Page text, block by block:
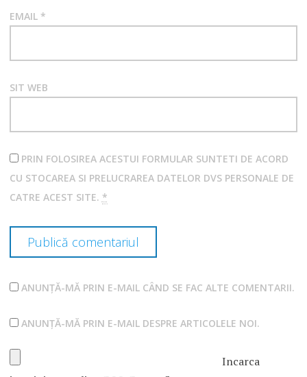
EMAIL *
SIT WEB
PRIN FOLOSIREA ACESTUI FORMULAR SUNTETI DE ACORD
CU STOCAREA SI PRELUCRAREA DATELOR DVS PERSONALE DE
CATRE ACEST SITE. *
ANUNȚĂ-MĂ PRIN E-MAIL CÂND SE FAC ALTE COMENTARII.
ANUNȚĂ-MĂ PRIN E-MAIL DESPRE ARTICOLELE NOI.
Incarca